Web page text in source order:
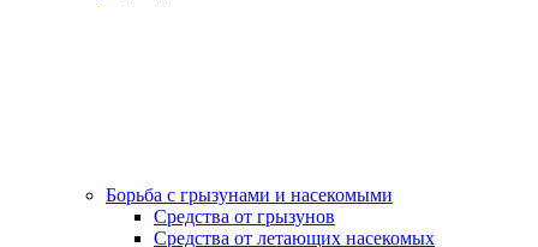
Борьба с грызунами и насекомыми
Средства от грызунов
Средства от летающих насекомых